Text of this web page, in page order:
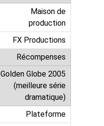
Maison de
production
FX Productions
Récompenses
Golden Globe 2005
(meilleure série
dramatique)
Plateforme